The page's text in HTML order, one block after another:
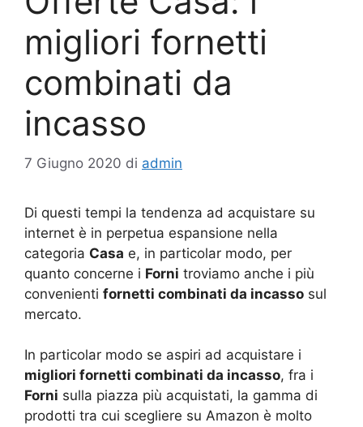
migliori fornetti
combinati da
incasso
7 Giugno 2020 di admin
Di questi tempi la tendenza ad acquistare su
internet è in perpetua espansione nella
categoria Casa e, in particolar modo, per
quanto concerne i Forni troviamo anche i più
convenienti fornetti combinati da incasso sul
mercato.
In particolar modo se aspiri ad acquistare i
migliori fornetti combinati da incasso, fra i
Forni sulla piazza più acquistati, la gamma di
prodotti tra cui scegliere su Amazon è molto